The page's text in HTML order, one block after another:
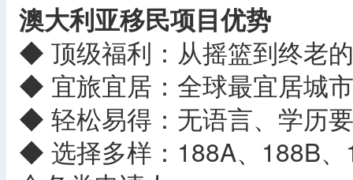
澳大利亚移民项目优势
◆ 顶级福利：从摇篮到终老
◆ 宜旅宜居：全球最宜居城
◆ 轻松易得：无语言、学历
◆ 选择多样：188A、188B